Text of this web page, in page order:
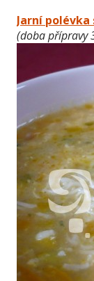
Jarní polévka
(doba přípravy